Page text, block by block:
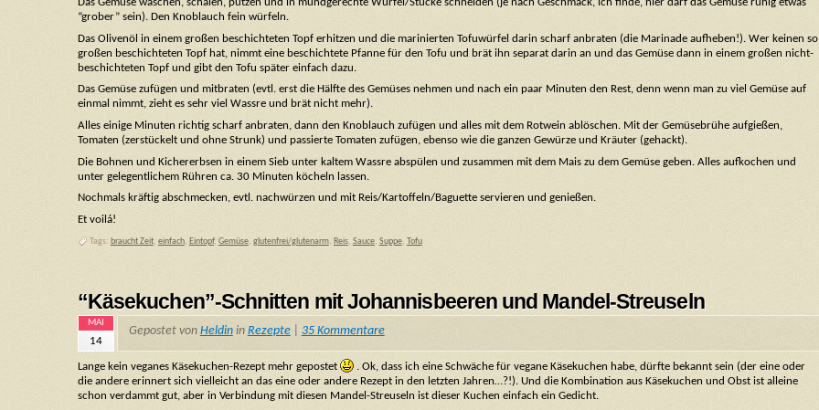
Das Gemüse waschen, schälen, putzen und in mundgerechte Würfel/Stücke schneiden (je nach Geschmack, ich finde, hier darf das Gemüse ruhig etwas
“grober” sein). Den Knoblauch fein würfeln.
Das Olivenöl in einem großen beschichteten Topf erhitzen und die marinierten Tofuwürfel darin scharf anbraten (die Marinade aufheben!). Wer keinen so
großen beschichteten Topf hat, nimmt eine beschichtete Pfanne für den Tofu und brät ihn separat darin an und das Gemüse dann in einem großen nicht-
beschichteten Topf und gibt den Tofu später einfach dazu.
Das Gemüse zufügen und mitbraten (evtl. erst die Hälfte des Gemüses nehmen und nach ein paar Minuten den Rest, denn wenn man zu viel Gemüse auf
einmal nimmt, zieht es sehr viel Wassre und brät nicht mehr).
Alles einige Minuten richtig scharf anbraten, dann den Knoblauch zufügen und alles mit dem Rotwein ablöschen. Mit der Gemüsebrühe aufgießen,
Tomaten (zerstückelt und ohne Strunk) und passierte Tomaten zufügen, ebenso wie die ganzen Gewürze und Kräuter (gehackt).
Die Bohnen und Kichererbsen in einem Sieb unter kaltem Wassre abspülen und zusammen mit dem Mais zu dem Gemüse geben. Alles aufkochen und
unter gelegentlichem Rühren ca. 30 Minuten köcheln lassen.
Nochmals kräftig abschmecken, evtl. nachwürzen und mit Reis/Kartoffeln/Baguette servieren und genießen.
Et voilá!
Tags: braucht Zeit, einfach, Eintopf, Gemüse, glutenfrei/glutenarm, Reis, Sauce, Suppe, Tofu
“Käsekuchen”-Schnitten mit Johannisbeeren und Mandel-Streuseln
MAI
14
Gepostet von Heldinin Rezepte| 35 Kommentare
Lange kein veganes Käsekuchen-Rezept mehr gepostet
. Ok, dass ich eine Schwäche für vegane Käsekuchen habe, dürfte bekannt sein (der eine oder
die andere erinnert sich vielleicht an das eine oder andere Rezept in den letzten Jahren…?!). Und die Kombination aus Käsekuchen und Obst ist alleine
schon verdammt gut, aber in Verbindung mit diesen Mandel-Streuseln ist dieser Kuchen einfach ein Gedicht.